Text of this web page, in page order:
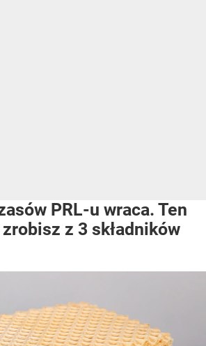
PRL-u wraca. Ten
z 3 składników